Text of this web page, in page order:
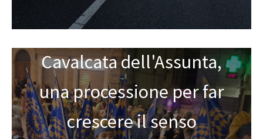
Cavalcata dell'Assunta,
una processione per far
crescere il senso